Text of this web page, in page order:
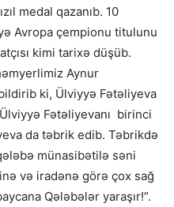
medal qazanıb. 10
Avropa çempionu titulunu
kimi tarixə düşüb.
Aynur
ki, Ülviyyə Fətəliyeva
Fətəliyevanı birinci
da təbrik edib. Təbrikdə
münasibətilə səni
və iradənə görə çox sağ
Qələbələr yaraşır!”.